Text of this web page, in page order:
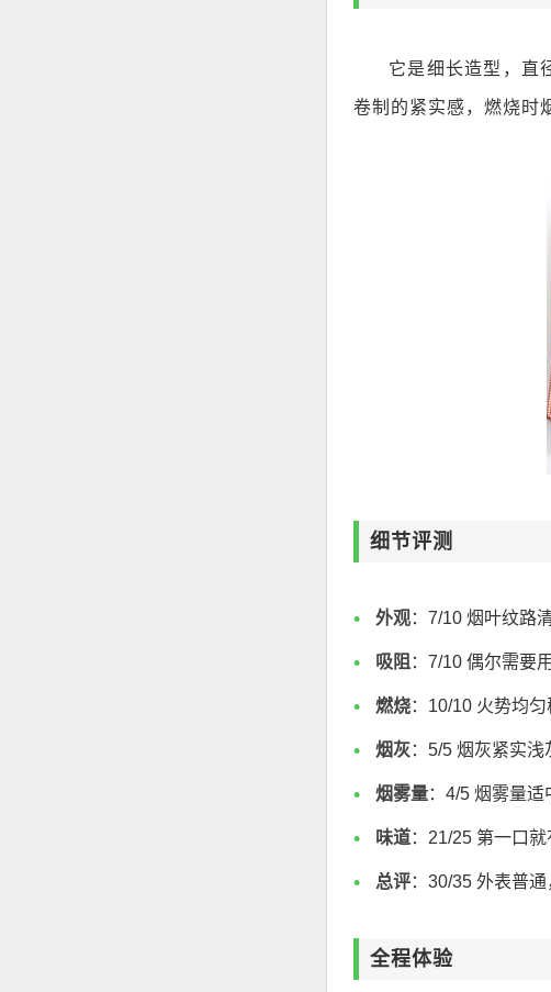
它是细长造型，直
卷制的紧实感，燃烧时
细节评测
外观：7/10 烟叶纹路
吸阻 ：7/10 偶尔需要
燃烧：10/10 火势均匀
烟灰：5/5 烟灰紧实浅
烟雾量：4/5 烟雾量适
味道：21/25 第一口
总评：30/35 外表普
全程体验